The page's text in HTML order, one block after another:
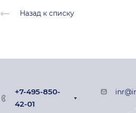
Назад к списку
+7-495-850-
42-01